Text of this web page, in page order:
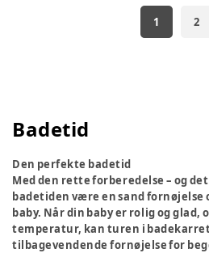
1 2
Badetid
Den perfekte badetid
Med den rette forberedelse – og
badetiden være en sand fornøjelse
baby. Når din baby er rolig og glad,
temperatur, kan turen i
tilbagevendende fornøjelse for